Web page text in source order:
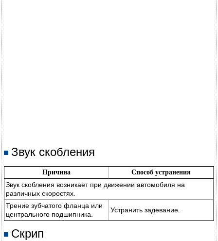
Звук скобления
Причина Способ устранения
Звук скобления возникает при движении автомобиля на
различных скоростях.
Трение зубчатого фланца или
центрального подшипника.
Устранить задевание.
Скрип